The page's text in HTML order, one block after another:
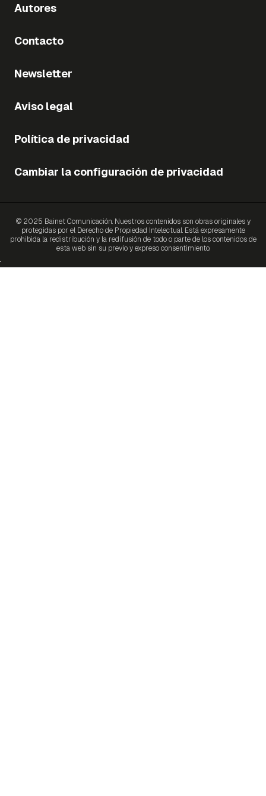
Autores
Contacto
Newsletter
Aviso legal
Política de privacidad
Cambiar la configuración de privacidad
© 2025 Bainet Comunicación. Nuestros contenidos son obras originales y
protegidas por el Derecho de Propiedad Intelectual. Está expresamente
prohibida la redistribución y la redifusión de todo o parte de los contenidos de
esta web sin su previo y expreso consentimiento.